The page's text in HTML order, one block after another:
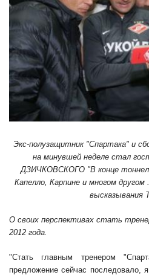
Экс-полузащитник "Спартака" и
на минувшей неделе стал
ДЗИЧКОВСКОГО "В конце
Капелло, Карпине и многом
высказывания
О своих перспективах стать
2012 года.
"Стать главным тренером
предложение сейчас последовало,